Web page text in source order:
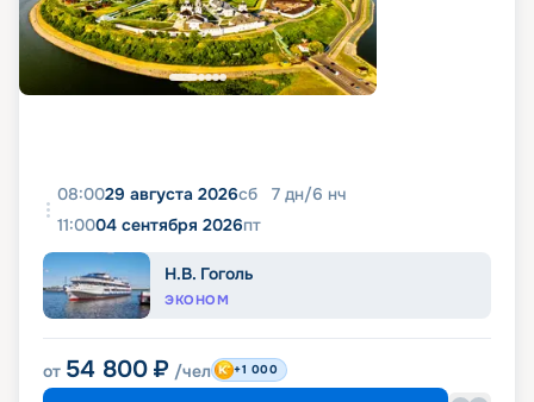
08:0029 августа 2026сб 7 дн/6 нч
11:0004 сентября 2026пт
Н.В. Гоголь
ЭКОНОМ
от 54 800 ₽ /чел +1 000